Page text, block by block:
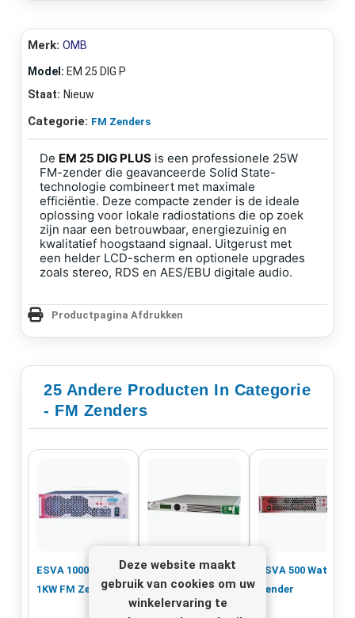
Deze website maakt
gebruik van cookies om uw
winkelervaring te
Merk: OMB
Model: EM 25 DIG P
Staat: Nieuw
Categorie: FM Zenders
De EM 25 DIG PLUS is een professionele 25W
FM-zender die geavanceerde Solid State-
technologie combineert met maximale
efficiëntie. Deze compacte zender is de ideale
oplossing voor lokale radiostations die op zoek
zijn naar een betrouwbaar, energiezuinig en
kwalitatief hoogstaand signaal. Uitgerust met
een helder LCD-scherm en optionele upgrades
zoals stereo, RDS en AES/EBU digitale audio.
Productpagina Afdrukken
25 Andere Producten In Categorie
- FM Zenders
ESVA 1000 Watt
1KW FM Zender
TEM Opera Plus
10 W FM Zender
ESVA 500 Watt Fm
Zender